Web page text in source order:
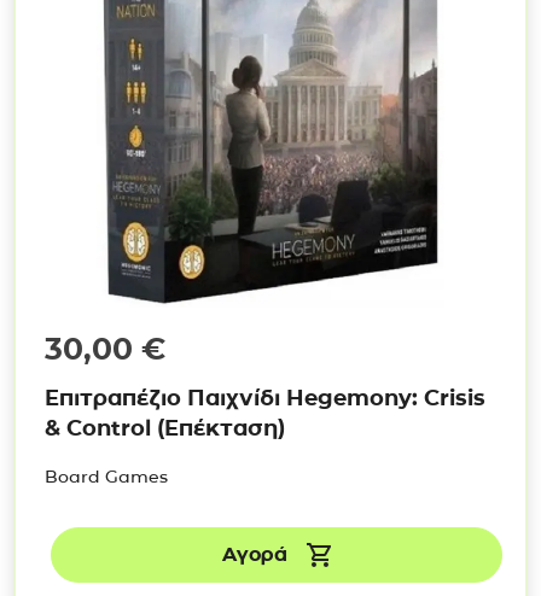
30,00 €
Επιτραπέζιο Παιχνίδι Hegemony: Crisis
& Control (Επέκταση)
Board Games
Αγορά